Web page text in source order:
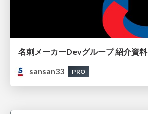
名刺メーカーDevグループ 紹介資料
sansan33
PRO